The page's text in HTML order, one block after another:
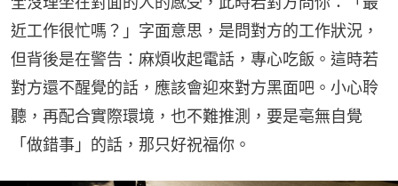
近工作很忙嗎？」字面意思，是問對方的工作狀況，
但背後是在警告：麻煩收起電話，專心吃飯。這時若
對方還不醒覺的話，應該會迎來對方黑面吧。小心聆
聽，再配合實際環境，也不難推測，要是亳無自覺
「做錯事」的話，那只好祝福你。